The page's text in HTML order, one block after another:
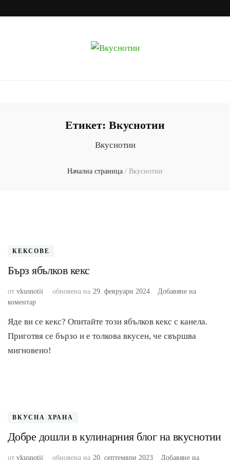
Етикет: Вкуснотии
Вкуснотии
Начална страница / Вкуснотии
КЕКСОВЕ
Бърз ябълков кекс
от vkusnotii обновена на 29. февруари 2024
Добавяне на
коментаркъм
ябълков
кекс
Яде ви се кекс? Опитайте този ябълков кекс с канела.
Приготвя се бързо и е толкова вкусен, че свършва
мигновено!
ВКУСНА ХРАНА
Добре дошли в кулинарния блог на вкуснотии
от vkusnotii обновена на 20. септември 2023 Добавяне на